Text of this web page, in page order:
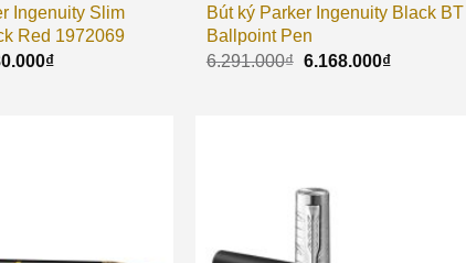
Ingenuity Slim
Red 1972069
₫
Bút ký Parker Ingenuity Black BT
Ballpoint Pen
6.291.000₫ 6.168.000₫